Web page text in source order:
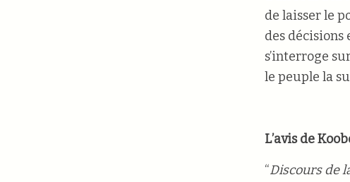
de laisser le
des décisions
s’interroge
le peuple la
L’avis de
“Discours de